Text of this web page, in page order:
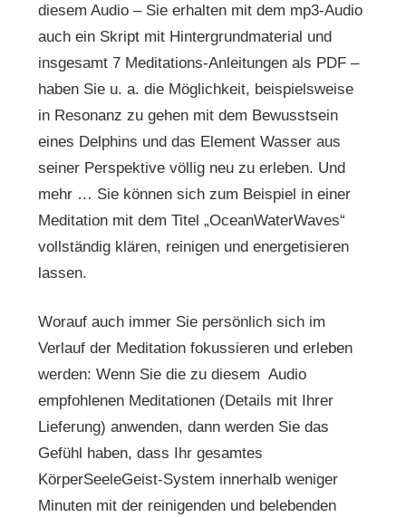
diesem Audio – Sie erhalten mit dem mp3-Audio
auch ein Skript mit Hintergrundmaterial und
insgesamt 7 Meditations-Anleitungen als PDF –
haben Sie u. a. die Möglichkeit, beispielsweise
in Resonanz zu gehen mit dem Bewusstsein
eines Delphins und das Element Wasser aus
seiner Perspektive völlig neu zu erleben. Und
mehr … Sie können sich zum Beispiel in einer
Meditation mit dem Titel „OceanWaterWaves“
vollständig klären, reinigen und energetisieren
lassen.
Worauf auch immer Sie persönlich sich im
Verlauf der Meditation fokussieren und erleben
werden: Wenn Sie die zu diesem Audio
empfohlenen Meditationen (Details mit Ihrer
Lieferung) anwenden, dann werden Sie das
Gefühl haben, dass Ihr gesamtes
KörperSeeleGeist-System innerhalb weniger
Minuten mit der reinigenden und belebenden